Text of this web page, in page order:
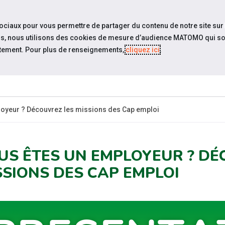
ESPACE
ESPACE
? Découvrez les missions des Cap emploi
ÊTES UN EMPLOYEUR ?
DES CAP EMPLOI
pour vous permettre de partager du contenu de notre site sur
nous utilisons des cookies de mesure d’audience MATOMO qui
Pour plus de renseignements,cliquez ici.